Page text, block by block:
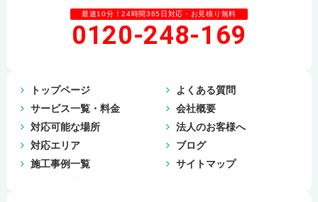
最速10分！24時間365日対応・お見積り無料
0120-248-169
トップページ
サービス一覧・料金
対応可能な場所
対応エリア
施工事例一覧
よくある質問
会社概要
法人のお客様へ
ブログ
サイトマップ